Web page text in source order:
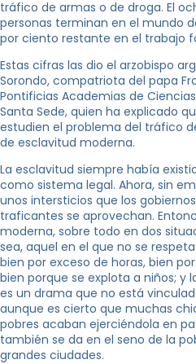
tráfico de armas o de droga. El
personas terminan en el mundo
por ciento restante en el trabajo
Estas cifras las dio el arzobispo
Sorondo, compatriota del papa
Pontificias Academias de
Santa Sede, quien ha explicado
estudien el problema del tráfico
de esclavitud moderna.
La esclavitud siempre había
como sistema legal. Ahora, sin
unos intersticios que los
traficantes se aprovechan.
moderna, sobre todo en dos
sea, aquel en el que no se
bien por exceso de horas, bien
bien porque se explota a niños; y
es un drama que no está
aunque es cierto que muchas
pobres acaban ejerciéndola en
también se da en el seno de la
grandes ciudades.